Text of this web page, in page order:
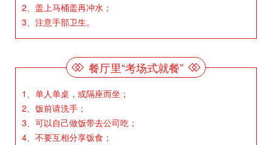
2、盖上马桶盖再冲水；
3、注意手部卫生。
餐厅里“考场式就餐”
1、单人单桌，或隔座而坐；
2、饭前请洗手；
3、可以自己做饭带去公司吃；
4、不要互相分享饭食；